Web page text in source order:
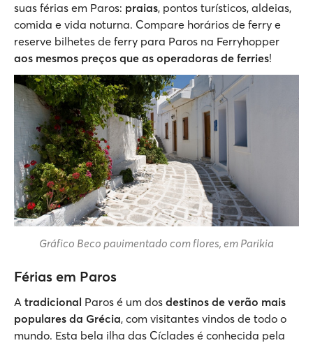
suas férias em Paros: praias, pontos turísticos, aldeias,
comida e vida noturna. Compare horários de ferry e
reserve bilhetes de ferry para Paros na Ferryhopper
aos mesmos preços que as operadoras de ferries!
Gráfico Beco pavimentado com flores, em Parikia
Férias em Paros
A tradicional Paros é um dos destinos de verão mais
populares da Grécia, com visitantes vindos de todo o
mundo. Esta bela ilha das Cíclades é conhecida pela